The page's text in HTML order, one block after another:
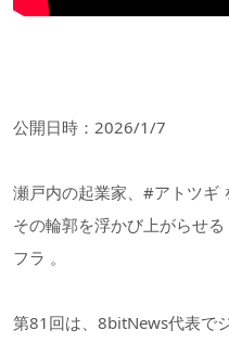
公開日時：2026/1/7
瀬戸内の起業家、#アトツギ
その輪郭を浮かび上がらせ
フラ 。
第81回は、8bitNews代表で